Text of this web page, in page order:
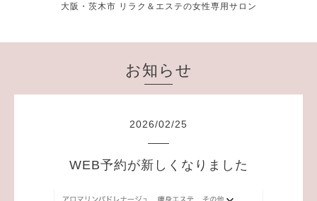
大阪・茨木市 リラク＆エステの女性専用サロン
お知らせ
2026/02/25
WEB予約が新しくなりました